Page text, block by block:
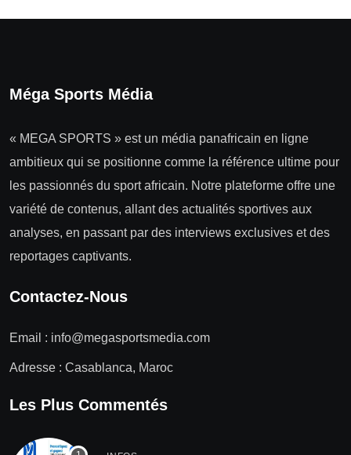
Méga Sports Média
« MEGA SPORTS » est un média panafricain en ligne
ambitieux qui se positionne comme la référence ultime pour
les passionnés du sport africain. Notre plateforme offre une
variété de contenus, allant des actualités sportives aux
analyses, en passant par des interviews exclusives et des
reportages captivants.
Contactez-Nous
Email : info@megasportsmedia.com
Adresse : Casablanca, Maroc
Les Plus Commentés